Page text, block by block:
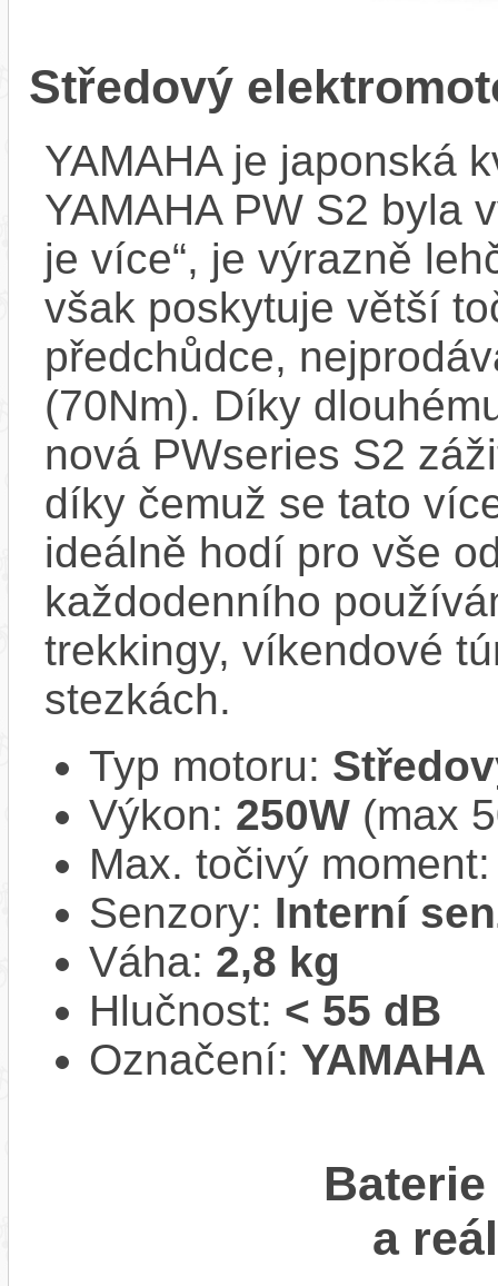
Středový
YAMAHA je japonská
YAMAHA PW S2 byla
je více“, je výrazně
však poskytuje větší
předchůdce,
(70Nm). Díky
nová PWseries S2
díky čemuž se tato
ideálně hodí pro vše
každodenního
trekkingy, víkendové
stezkách.
Typ motoru:
Výkon: 250W (max
Max. točivý
Senzory: Interní
Váha: 2,8 kg
Hlučnost: < 55 dB
Označení: YAMAHA
Baterie
a